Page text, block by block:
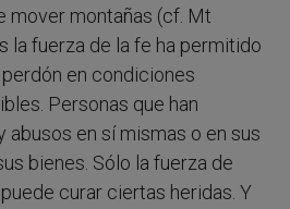
mover montañas (cf. Mt
la fuerza de la fe ha permitido
en condiciones
Personas que han
en sí mismas o en sus
bienes. Sólo la fuerza de
curar ciertas heridas. Y